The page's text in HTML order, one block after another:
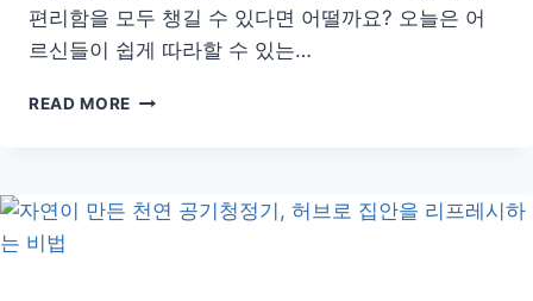
편리함을 모두 챙길 수 있다면 어떨까요? 오늘은 어
르신들이 쉽게 따라할 수 있는…
READ MORE
강